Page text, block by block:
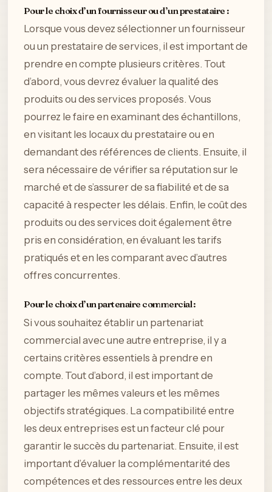
Pour le choix d’un fournisseur ou d’un prestataire :
Lorsque vous devez sélectionner un fournisseur
ou un prestataire de services, il est important de
prendre en compte plusieurs critères. Tout
d’abord, vous devrez évaluer la qualité des
produits ou des services proposés. Vous
pourrez le faire en examinant des échantillons,
en visitant les locaux du prestataire ou en
demandant des références de clients. Ensuite, il
sera nécessaire de vérifier sa réputation sur le
marché et de s’assurer de sa fiabilité et de sa
capacité à respecter les délais. Enfin, le coût des
produits ou des services doit également être
pris en considération, en évaluant les tarifs
pratiqués et en les comparant avec d’autres
offres concurrentes.
Pour le choix d’un partenaire commercial :
Si vous souhaitez établir un partenariat
commercial avec une autre entreprise, il y a
certains critères essentiels à prendre en
compte. Tout d’abord, il est important de
partager les mêmes valeurs et les mêmes
objectifs stratégiques. La compatibilité entre
les deux entreprises est un facteur clé pour
garantir le succès du partenariat. Ensuite, il est
important d’évaluer la complémentarité des
compétences et des ressources entre les deux